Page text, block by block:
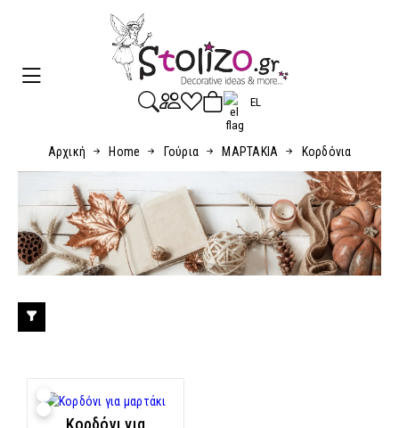
EL
Αρχική Home Γούρια ΜΑΡΤΑΚΙΑ Κορδόνια
Κορδόνι για